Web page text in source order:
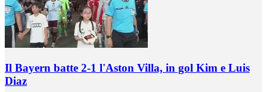
Il Bayern batte 2-1 l'Aston Villa, in gol Kim e Luis
Diaz